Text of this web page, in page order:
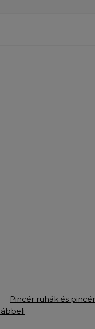
Pincér ruhák és